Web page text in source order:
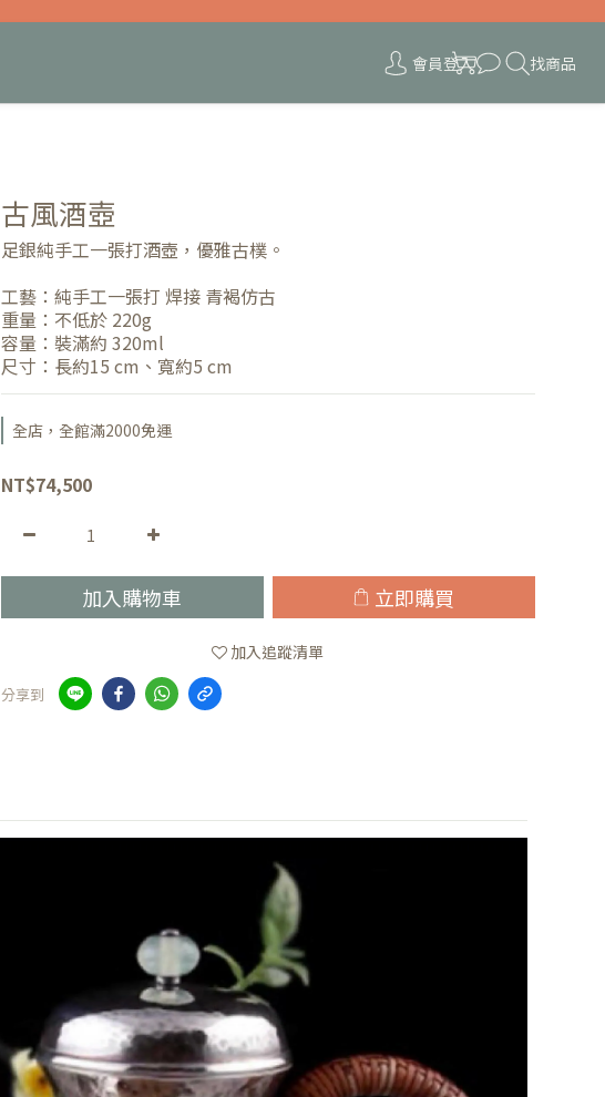
會員登入 找商品
古風酒壺
足銀純手工一張打酒壺，優雅古樸。
工藝：純手工一張打 焊接 青褐仿古
重量：不低於 220g
容量：裝滿約 320ml
尺寸：長約15 cm、寬約5 cm
全店，全館滿2000免運
NT$74,500
加入購物車 立即購買
加入追蹤清單
分享到